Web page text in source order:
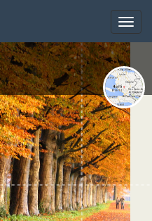
Toggle
Toggle